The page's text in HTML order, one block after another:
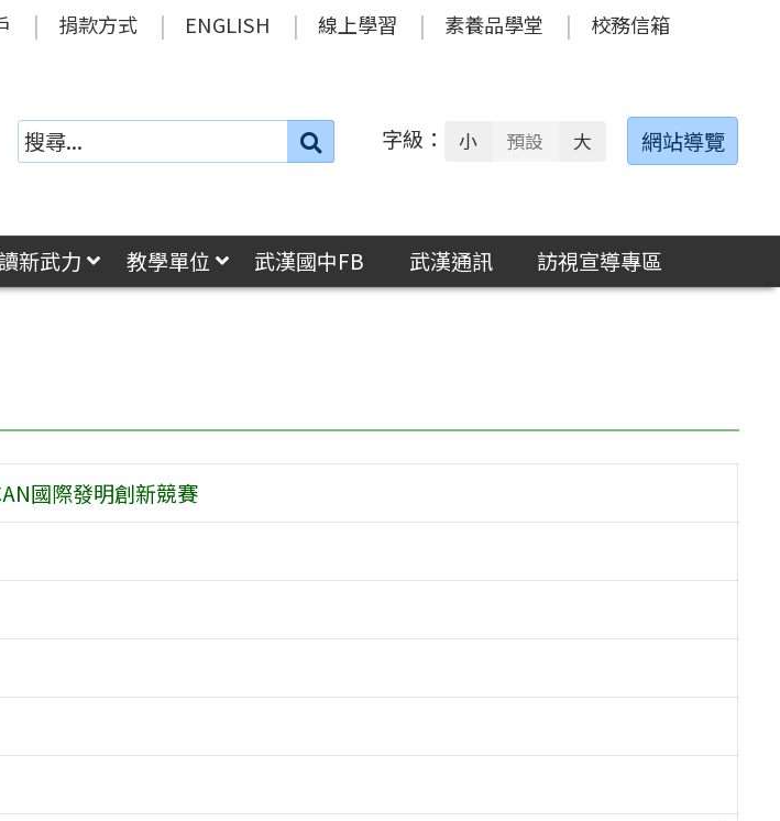
捐款方式 ENGLISH 線上學習 素養品學堂 校務信箱
搜
字級： 小 預設 大 網站導覽
新武力 教學單位 武漢國中FB 武漢通訊
訪視宣導專區
國際發明創新競賽